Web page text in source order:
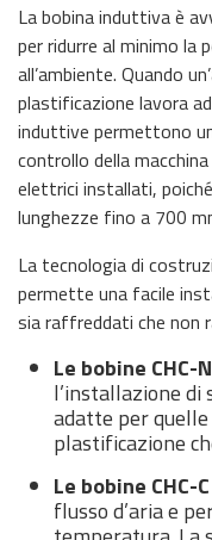
La bobina induttiva è
per ridurre al minimo la
all’ambiente. Quando
plastificazione lavora
induttive permettono
controllo della
elettrici installati,
lunghezze fino a 700
La tecnologia di
permette una facile
sia raffreddati che non
Le bobine CHC-N
l’installazione di
adatte per
plastificazione
Le bobine CHC-C
flusso d’aria e